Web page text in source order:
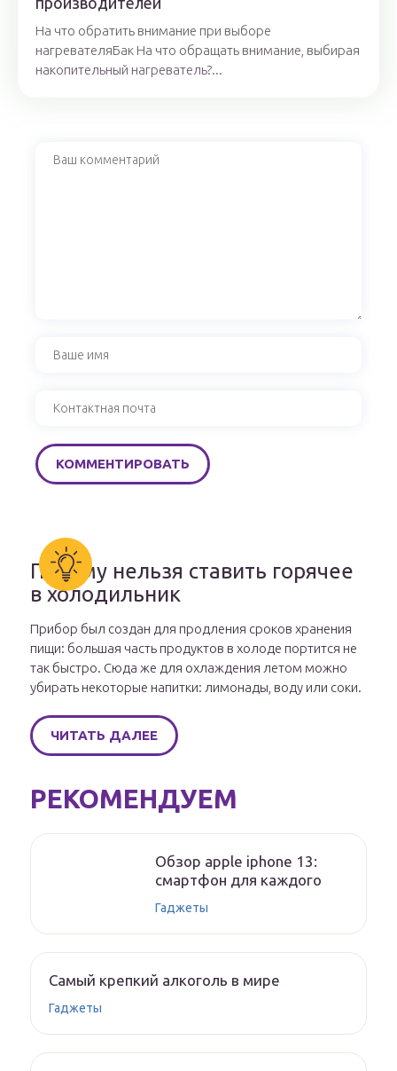
На что обратить внимание при выборе
нагревателяБак На что обращать внимание, выбирая
накопительный нагреватель?...
Почему нельзя ставить горячее
в холодильник
Прибор был создан для продления сроков хранения
пищи: большая часть продуктов в холоде портится не
так быстро. Сюда же для охлаждения летом можно
убирать некоторые напитки: лимонады, воду или соки.
ЧИТАТЬ ДАЛЕЕ
РЕКОМЕНДУЕМ
Обзор apple iphone 13:
смартфон для каждого
Гаджеты
Самый крепкий алкоголь в мире
Гаджеты